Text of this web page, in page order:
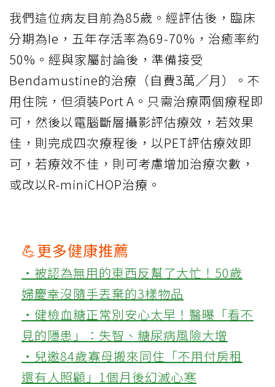
我們這位病友目前為85歲。經評估後，臨床
分期為Ie，五年存活率為69-70%，治癒率約
50%。經與家屬討論後，準備接受
Bendamustine的治療（自費3萬╱月）。不
用住院，但須裝Port A。只需治療兩個療程即
可，然後以電腦斷層攝影評估療效，若效果
佳，則完成四次療程後，以PET評估療效即
可，若療效不佳，則可考慮增加治療次數，
或改以R-miniCHOP治療。
💪更多健康推薦
‧被認為無用的東西反幫了大忙！50歲
婦慶幸沒隨手丟棄的3樣物品
‧健檢血糖正常別安心太早！醫曝「看不
見的隱患」：失智、糖尿病風險大增
‧兒邀84歲寡母搬來同住「不用付房租
還有人照顧」1個月後幻滅心寒